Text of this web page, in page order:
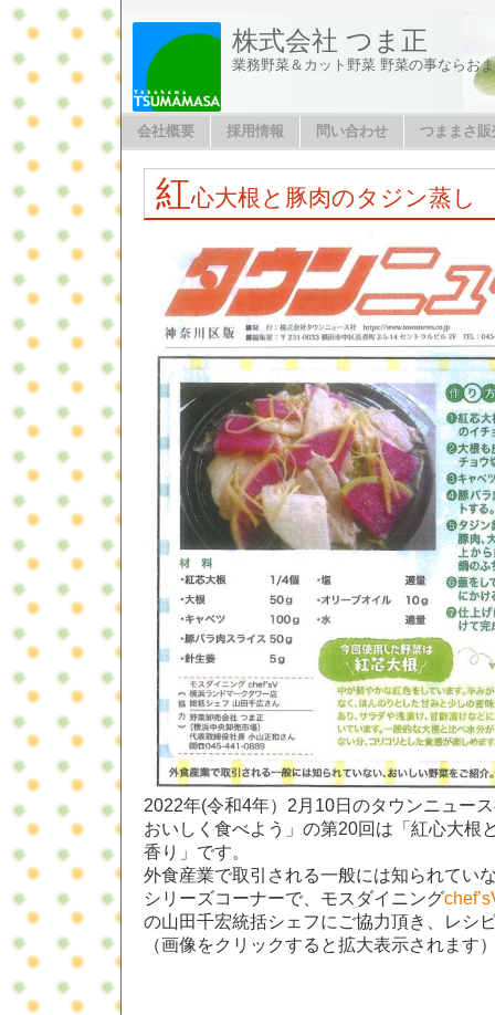
株式会社 つま正
業務野菜＆カット野菜 野菜の事ならお
会社概要 採用情報 問い合わせ つままさ
紅心大根と豚肉のタジン蒸し
2022年(令和4年）2月10日のタウンニュー
おいしく食べよう」の第20回は「紅心大
香り」です。
外食産業で取引される一般には知られてい
シリーズコーナーで、モスダイニング
の山田千宏統括シェフにご協力頂き、レシ
（画像をクリックすると拡大表示されます